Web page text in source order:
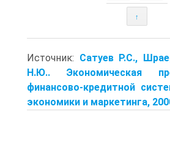
↑
Источник: Сатуев Р.С.,
Н.Ю.. Экономическая
финансово-кредитной
экономики и маркетинга,